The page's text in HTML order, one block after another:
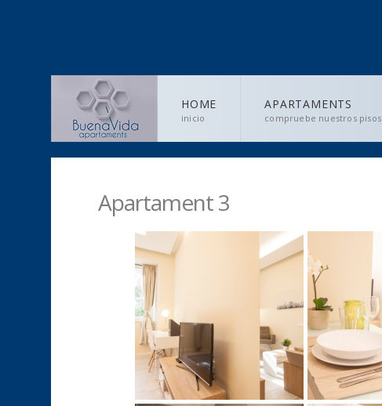
HOME
inicio
APARTAMENTS
compruebe nuestros pisos
para ponerse en contacto
Apartament 3